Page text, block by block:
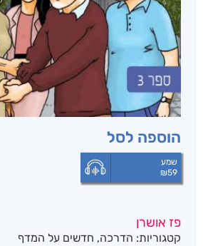
הוספה לסל
שמע
₪59
פז אושרן
קטגוריות: הדרכה, חדשים על המדף